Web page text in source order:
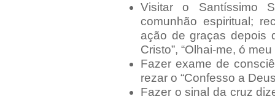
Visitar o Santíssimo
comunhão espiritual;
ação de graças depois
Cristo”, “Olhai-me, ó
Fazer exame de
rezar o “Confesso a
Fazer o sinal da cruz